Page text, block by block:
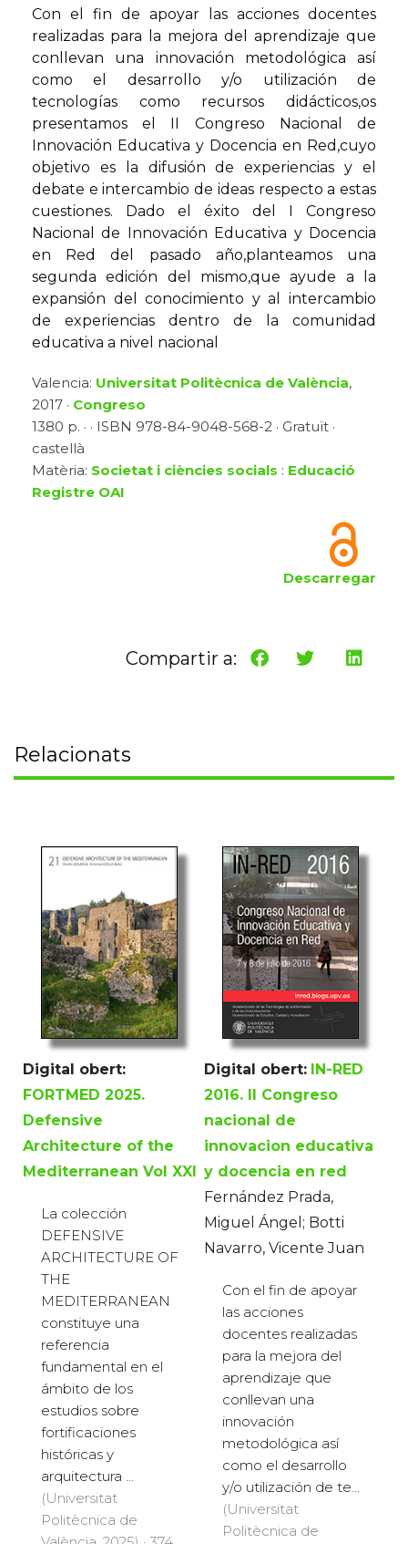
Con el fin de apoyar las acciones docentes
realizadas para la mejora del aprendizaje que
conllevan una innovación metodológica así
como el desarrollo y/o utilización de
tecnologías como recursos didácticos,os
presentamos el II Congreso Nacional de
Innovación Educativa y Docencia en Red,cuyo
objetivo es la difusión de experiencias y el
debate e intercambio de ideas respecto a estas
cuestiones. Dado el éxito del I Congreso
Nacional de Innovación Educativa y Docencia
en Red del pasado año,planteamos una
segunda edición del mismo,que ayude a la
expansión del conocimiento y al intercambio
de experiencias dentro de la comunidad
educativa a nivel nacional
Valencia: Universitat Politècnica de València,
2017 · Congreso
1380 p. · · ISBN 978-84-9048-568-2 · Gratuït ·
castellà
Matèria: Societat i ciències socials : Educació
Registre OAI
Descarregar
Compartir a:
Relacionats
Digital obert:
FORTMED 2025.
Defensive
Architecture of the
Mediterranean Vol XXI
La colección
DEFENSIVE
ARCHITECTURE OF
THE
MEDITERRANEAN
constituye una
referencia
fundamental en el
ámbito de los
estudios sobre
fortificaciones
históricas y
arquitectura ...
(Universitat
Politècnica de
Digital obert: IN-RED
2016. II Congreso
nacional de
innovacion educativa
y docencia en red
Fernández Prada,
Miguel Ángel; Botti
Navarro, Vicente Juan
Con el fin de apoyar
las acciones
docentes realizadas
para la mejora del
aprendizaje que
conllevan una
innovación
metodológica así
como el desarrollo
y/o utilización de te...
(Universitat
Politècnica de